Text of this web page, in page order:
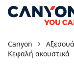
Canyon
Κεφαλή ακουστικά